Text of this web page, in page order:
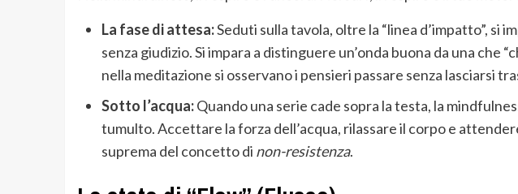
La fase di attesa:Seduti sulla tavola, oltre la “linea d’impatto”, si
senza giudizio. Si impara a distinguere un’onda buona da una che
nella meditazione si osservano i pensieri passare senza lasciarsi
Sotto l’acqua:Quando una serie cade sopra la testa, la
tumulto. Accettare la forza dell’acqua, rilassare il corpo e
suprema del concetto di non-resistenza.